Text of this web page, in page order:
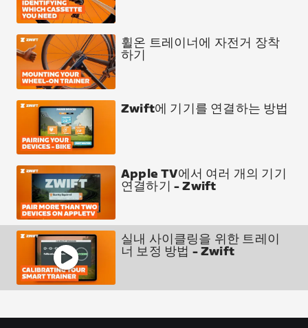
휠온 트레이너에 자전거 장착
하기
Zwift에 기기를 연결하는 방법
Apple TV에서 여러 개의 기기
연결하기 - Zwift
실내 사이클링을 위한 트레이
너 보정 방법 - Zwift